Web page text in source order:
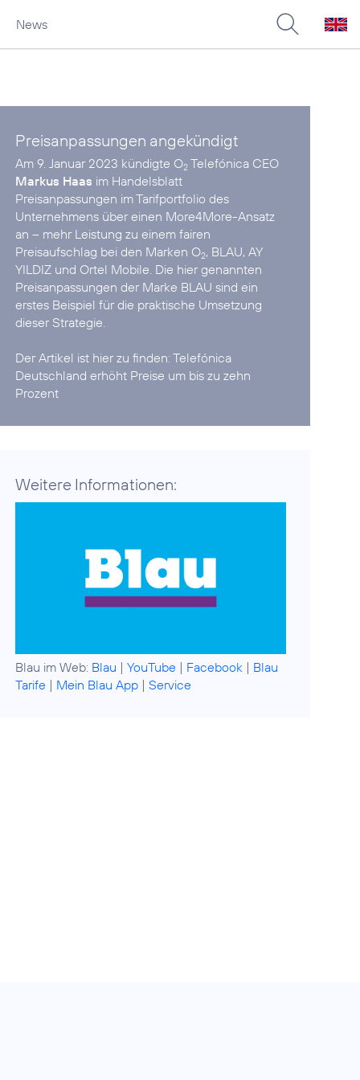
News
Preisanpassungen angekündigt
Am 9. Januar 2023 kündigte O2 Telefónica CEO
Markus Haas im Handelsblatt
Preisanpassungen im Tarifportfolio des
Unternehmens über einen More4More-Ansatz
an – mehr Leistung zu einem fairen
Preisaufschlag bei den Marken O2, BLAU, AY
YILDIZ und Ortel Mobile. Die hier genannten
Preisanpassungen der Marke BLAU sind ein
erstes Beispiel für die praktische Umsetzung
dieser Strategie.
Der Artikel ist hier zu finden:Telefónica
Deutschland erhöht Preise um bis zu zehn
Prozent
Weitere Informationen:
Blau im Web: Blau |YouTube | Facebook | Blau
Tarife | Mein Blau App |Service